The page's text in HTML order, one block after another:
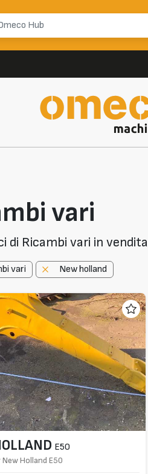
vari
di Ricambi vari in vendita
vari New holland
E50
New Holland E50